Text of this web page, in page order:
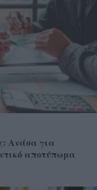
Ανάσα για
αποτύπωμα